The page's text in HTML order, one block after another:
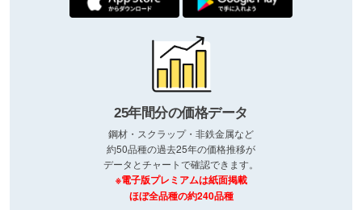
25年間分の価格データ
鋼材・スクラップ・非鉄金属など
約50品種の過去25年の価格推移が
データとチャートで確認できます。
※電子版プレミアムは紙面掲載
ほぼ全品種の約240品種